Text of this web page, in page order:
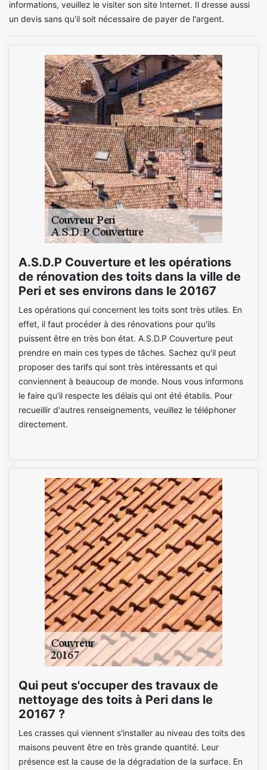
informations, veuillez le visiter son site Internet. Il dresse aussi
un devis sans qu'il soit nécessaire de payer de l'argent.
A.S.D.P Couverture et les opérations
de rénovation des toits dans la ville de
Peri et ses environs dans le 20167
Les opérations qui concernent les toits sont très utiles. En
effet, il faut procéder à des rénovations pour qu'ils
puissent être en très bon état. A.S.D.P Couverture peut
prendre en main ces types de tâches. Sachez qu'il peut
proposer des tarifs qui sont très intéressants et qui
conviennent à beaucoup de monde. Nous vous informons
le faire qu'il respecte les délais qui ont été établis. Pour
recueillir d'autres renseignements, veuillez le téléphoner
directement.
Qui peut s'occuper des travaux de
nettoyage des toits à Peri dans le
20167 ?
Les crasses qui viennent s'installer au niveau des toits des
maisons peuvent être en très grande quantité. Leur
présence est la cause de la dégradation de la surface. En